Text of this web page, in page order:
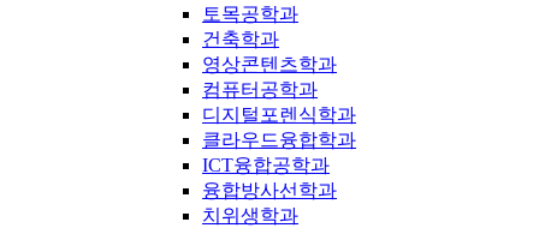
토목공학과
건축학과
영상콘텐츠학과
컴퓨터공학과
디지털포렌식학과
클라우드융합학과
ICT융합공학과
융합방사선학과
치위생학과